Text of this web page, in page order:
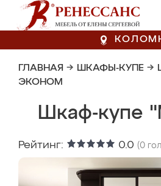
ГЛАВНАЯ → ШКАФЫ-КУПЕ →
ЭКОНОМ
Шкаф-купе
Рейтинг: 0.0 (0